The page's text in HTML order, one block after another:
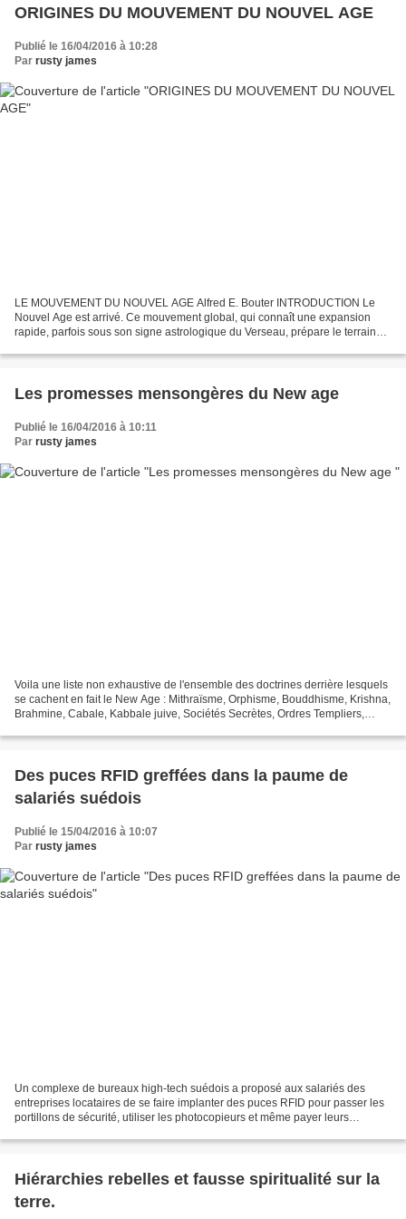
ORIGINES DU MOUVEMENT DU NOUVEL AGE
Publié le 16/04/2016 à 10:28
Par rusty james
LE MOUVEMENT DU NOUVEL AGE Alfred E. Bouter INTRODUCTION Le
Nouvel Age est arrivé. Ce mouvement global, qui connaît une expansion
rapide, parfois sous son signe astrologique du Verseau, prépare le terrain
Les promesses mensongères du New age
Publié le 16/04/2016 à 10:11
Par rusty james
Voila une liste non exhaustive de l'ensemble des doctrines derrière lesquels
se cachent en fait le New Age : Mithraïsme, Orphisme, Bouddhisme, Krishna,
Brahmine, Cabale, Kabbale juive, Sociétés Secrètes, Ordres Templiers,
Des puces RFID greffées dans la paume de
salariés suédois
Publié le 15/04/2016 à 10:07
Par rusty james
Un complexe de bureaux high-tech suédois a proposé aux salariés des
entreprises locataires de se faire implanter des puces RFID pour passer les
portillons de sécurité, utiliser les photocopieurs et même payer leurs
Hiérarchies rebelles et fausse spiritualité sur la
terre.